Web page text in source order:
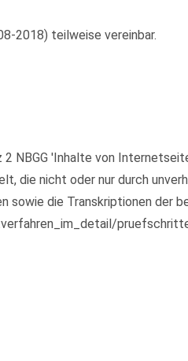
2018) teilweise vereinbar.
NBGG 'Inhalte von
die nicht oder nur durch
sowie die Transkriptionen der